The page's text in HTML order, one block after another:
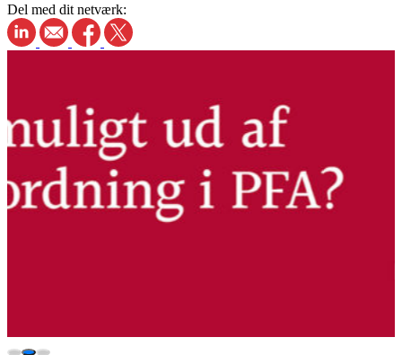
Del med dit netværk: